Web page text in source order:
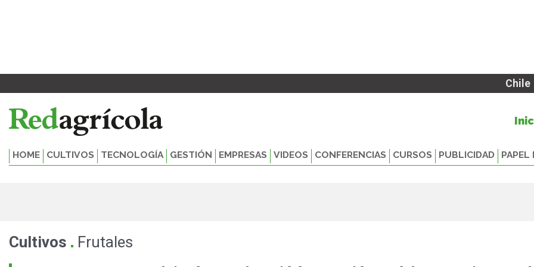
Chile
HOME CULTIVOS TECNOLOGÍA GESTIÓN EMPRESAS VIDEOS CONFERENCIAS CURSOS PUBLICIDAD PAPEL
Cultivos . Frutales